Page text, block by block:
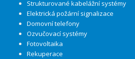
Strukturované kabelážní systémy
Elektrická požární signalizace
Domovní telefony
Ozvučovací systémy
Fotovoltaika
Rekuperace